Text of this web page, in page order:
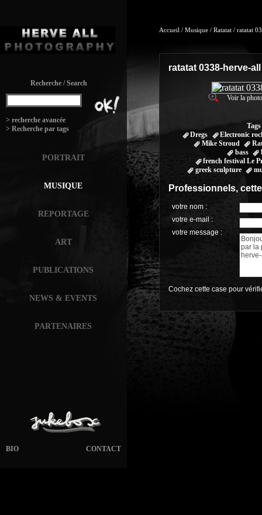
Recherche / Search
> recherche avancée
> Recherche par tags
PORTRAIT
MUSIQUE
REPORTAGE
ART
PUBLICATIONS
NEWS & EVENTS
PARTENAIRES
CONTACT
BIO
Accueil / Musique / Ratatat / ratatat
ratatat 0338-herve-all
Voir la
Dregs
Electronic
Mike Stroud
bass
french festival Le
greek sculpture
Professionnels,
votre nom :
votre e-mail :
votre message :
Cochez cette case pour